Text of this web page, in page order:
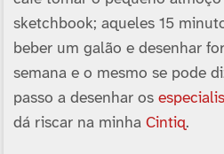
sketchbook; aqueles 15
beber um galão e desenhar
semana e o mesmo se pode
passo a desenhar os
dá riscar na minha Cintiq.